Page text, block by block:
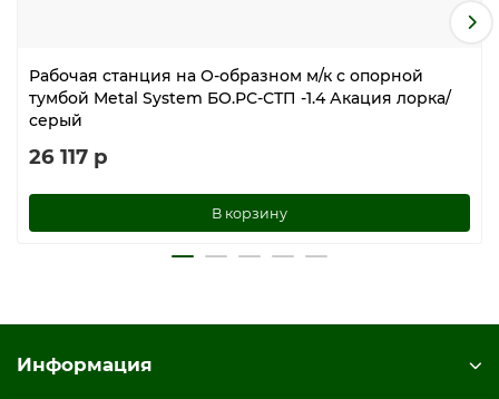
Рабочая станция на О-образном м/к с опорной
тумбой Metal System БО.РС-СТП -1.4 Акация лорка/
серый
26 117 р
В корзину
Информация